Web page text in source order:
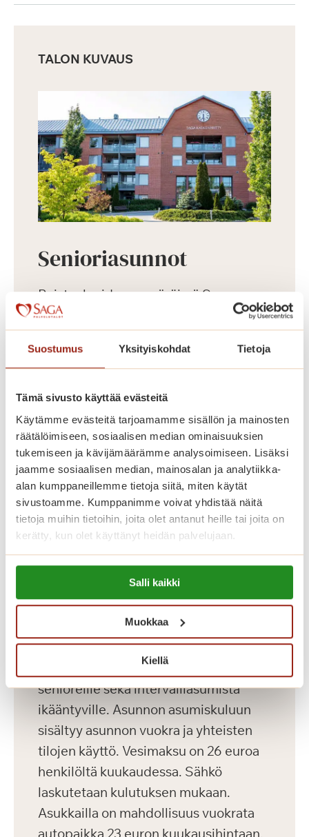
Suostumus Yksityiskohdat Tietoja
Tämä sivusto käyttää evästeitä
Käytämme evästeitä tarjoamamme sisällön ja mainosten
räätälöimiseen, sosiaalisen median ominaisuuksien
tukemiseen ja kävijämäärämme analysoimiseen. Lisäksi
jaamme sosiaalisen median, mainosalan ja analytiikka-
alan kumppaneillemme tietoja siitä, miten käytät
sivustoamme. Kumppanimme voivat yhdistää näitä
tietoja muihin tietoihin, joita olet antanut heille tai joita on
kerätty, kun olet käyttänyt heidän palvelujaan.
Lue lisää evästeistä:
https://sagacare.fi/evasteet/
Salli kaikki
Muokkaa
Kiellä
TALON KUVAUS
Senioriasunnot
Puistoalueiden ympäröimä Saga
Kaskenniitty on rakennettu avarasti.
Kodinomaisessa ja aktiivisessa
palvelutalossa on 207 parvekkeellista
omassa kodissasi, jonka voit sisustaa
mieleiseksesi. Kaikissa
senioriasunnoissa on ilmava
pohjaratkaisu, nykyaikainen keittiö,
esteetön kylpyhuone ja turvapuhelin.
Viihtyisissä yhteistiloissa ovat upeat
talvipuutarhat, ravintoloita, kirjasto,
saunaosasto sisä- ja ulkoaltaineen.
Saga-palvelutalon asunnoissa asut
turvallisesti ja saat apua aina, kun sitä
tarvitset.
Saga Kaskenniitty tarjoaa viihtyisää ja
laadukasta vuokra-asumista aktiivisille
senioreille sekä intervalliasumista
ikääntyville. Asunnon asumiskuluun
sisältyy asunnon vuokra ja yhteisten
tilojen käyttö. Vesimaksu on 26 euroa
henkilöltä kuukaudessa. Sähkö
laskutetaan kulutuksen mukaan.
Asukkailla on mahdollisuus vuokrata
autopaikka 23 euron kuukausihintaan.